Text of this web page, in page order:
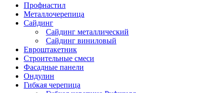
Профнастил
Металлочерепица
Сайдинг
Сайдинг металлический
Сайдинг виниловый
Евроштакетник
Строительные смеси
Фасадные панели
Ондулин
Гибкая черепица